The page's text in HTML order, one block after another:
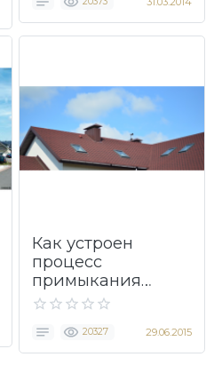
Как устроен
процесс
примыкания
кровли
20327 29.06.2015